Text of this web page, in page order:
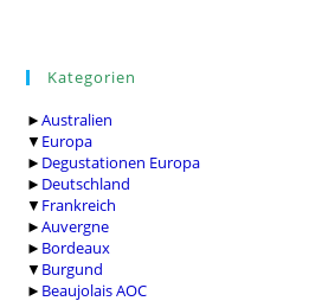
Kategorien
►Australien
▼ Europa
► Degustationen Europa
► Deutschland
▼ Frankreich
►Auvergne
► Bordeaux
▼ Burgund
► Beaujolais AOC